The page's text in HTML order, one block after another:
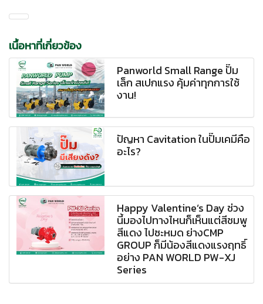
เนื้อหาที่เกี่ยวข้อง
Panworld Small Range ปั๊ม
เล็ก สเปกแรง คุ้มค่าทุกการใช้
งาน!
ปัญหา Cavitation ในปั๊มเคมีคือ
อะไร?
Happy Valentine’s Day ช่วง
นี้มองไปทางไหนก็เห็นแต่สีชมพู
สีแดง ไปซะหมด ย่างCMP
GROUP ก็มีน้องสีแดงแรงฤทธิ์
อย่าง PAN WORLD PW-XJ
Series